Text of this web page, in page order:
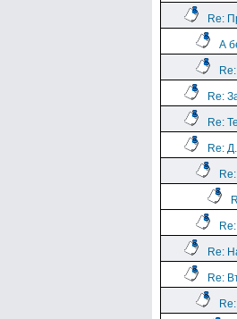
Re:
А
Re:
Re:
Re:
Re:
Re: